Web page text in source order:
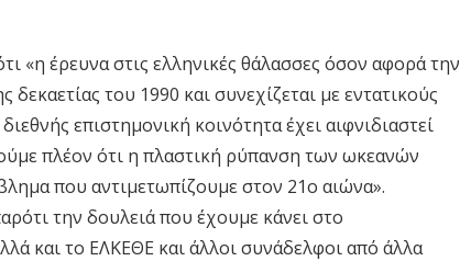
«η έρευνα στις ελληνικές θάλασσες όσον αφορά την
του 1990 και συνεχίζεται με εντατικούς
επιστημονική κοινότητα έχει αιφνιδιαστεί
πλέον ότι η πλαστική ρύπανση των ωκεανών
που αντιμετωπίζουμε στον 21ο αιώνα».
την δουλειά που έχουμε κάνει στο
και το ΕΛΚΕΘΕ και άλλοι συνάδελφοι από άλλα